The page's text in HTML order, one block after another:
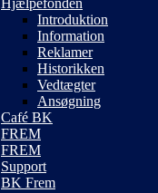
Hjælpefonden
Introduktion
Information
Reklamer
Historikken
Vedtægter
Ansøgning
Café BK
FREM
FREM
Support
BK Frem